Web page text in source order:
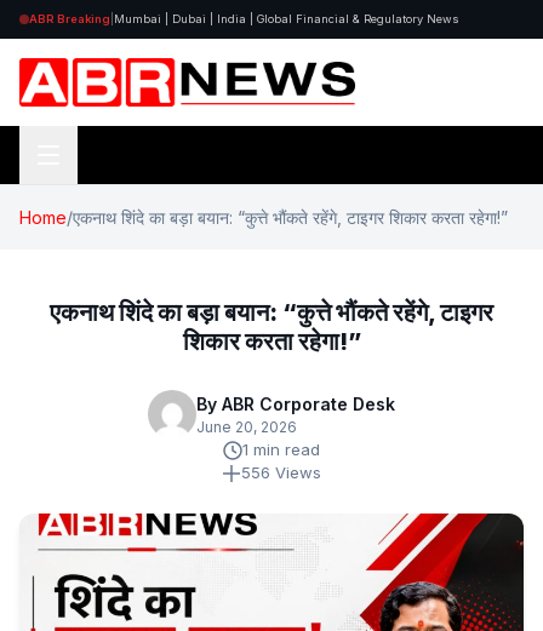
ABR Breaking Mumbai | Dubai | India | Global Financial & Regulatory News
Home/एकनाथ शिंदे का बड़ा बयान: “कुत्ते भौंकते रहेंगे, टाइगर शिकार करता रहेगा!”
एकनाथ शिंदे का बड़ा बयान: “कुत्ते भौंकते रहेंगे, टाइगर
शिकार करता रहेगा!”
By ABR Corporate Desk
June 20, 2026
1 min read
556 Views